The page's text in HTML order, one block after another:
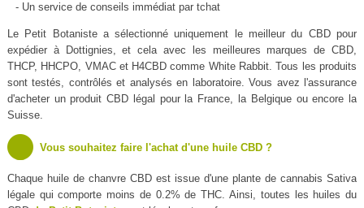
- Un service de conseils immédiat par tchat
Le Petit Botaniste a sélectionné uniquement le meilleur du CBD pour
expédier à Dottignies, et cela avec les meilleures marques de CBD,
THCP, HHCPO, VMAC et H4CBD comme White Rabbit. Tous les produits
sont testés, contrôlés et analysés en laboratoire. Vous avez l'assurance
d'acheter un produit CBD légal pour la France, la Belgique ou encore la
Suisse.
Vous souhaitez faire l'achat d'une huile CBD ?
Chaque huile de chanvre CBD est issue d'une plante de cannabis Sativa
légale qui comporte moins de 0.2% de THC. Ainsi, toutes les huiles du